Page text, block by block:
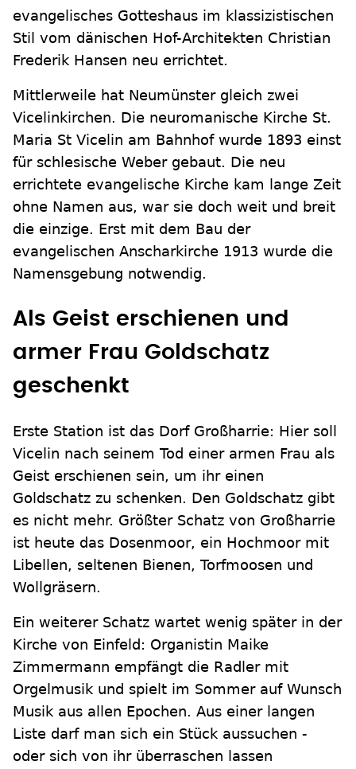
evangelisches Gotteshaus im klassizistischen
Stil vom dänischen Hof-Architekten Christian
Frederik Hansen neu errichtet.
Mittlerweile hat Neumünster gleich zwei
Vicelinkirchen. Die neuromanische Kirche St.
Maria St Vicelin am Bahnhof wurde 1893 einst
für schlesische Weber gebaut. Die neu
errichtete evangelische Kirche kam lange Zeit
ohne Namen aus, war sie doch weit und breit
die einzige. Erst mit dem Bau der
evangelischen Anscharkirche 1913 wurde die
Namensgebung notwendig.
Als Geist erschienen und
armer Frau Goldschatz
geschenkt
Erste Station ist das Dorf Großharrie: Hier soll
Vicelin nach seinem Tod einer armen Frau als
Geist erschienen sein, um ihr einen
Goldschatz zu schenken. Den Goldschatz gibt
es nicht mehr. Größter Schatz von Großharrie
ist heute das Dosenmoor, ein Hochmoor mit
Libellen, seltenen Bienen, Torfmoosen und
Wollgräsern.
Ein weiterer Schatz wartet wenig später in der
Kirche von Einfeld: Organistin Maike
Zimmermann empfängt die Radler mit
Orgelmusik und spielt im Sommer auf Wunsch
Musik aus allen Epochen. Aus einer langen
Liste darf man sich ein Stück aussuchen -
oder sich von ihr überraschen lassen